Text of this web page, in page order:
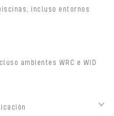
incluso entornos
ambientes WRC e WID